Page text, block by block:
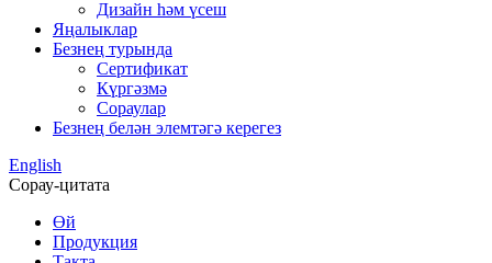
Дизайн һәм үсеш
Яңалыклар
Безнең турында
Сертификат
Күргәзмә
Сораулар
Безнең белән элемтәгә керегез
English
Сорау-цитата
Өй
Продукция